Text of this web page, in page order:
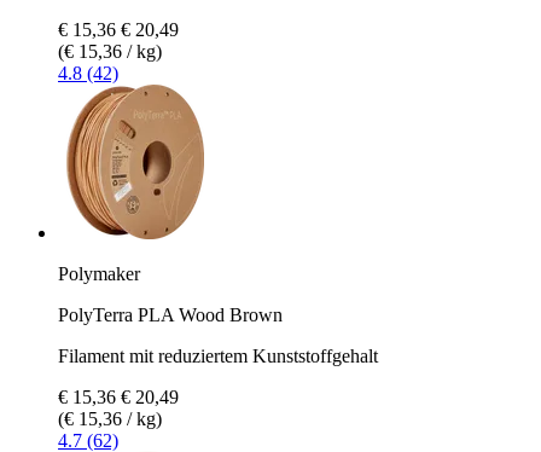
€ 15,36 € 20,49
(€ 15,36 / kg)
4.8 (42)
Polymaker
PolyTerra PLA Wood Brown
Filament mit reduziertem Kunststoffgehalt
€ 15,36 € 20,49
(€ 15,36 / kg)
4.7 (62)